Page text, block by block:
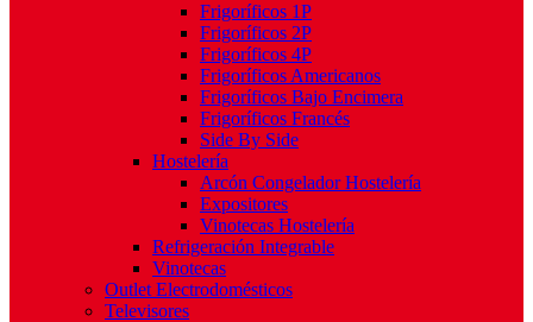
Frigoríficos 1P
Frigoríficos 2P
Frigoríficos 4P
Frigoríficos Americanos
Frigoríficos Bajo Encimera
Frigoríficos Francés
Side By Side
Hostelería
Arcón Congelador Hostelería
Expositores
Vinotecas Hostelería
Refrigeración Integrable
Vinotecas
Outlet Electrodomésticos
Televisores